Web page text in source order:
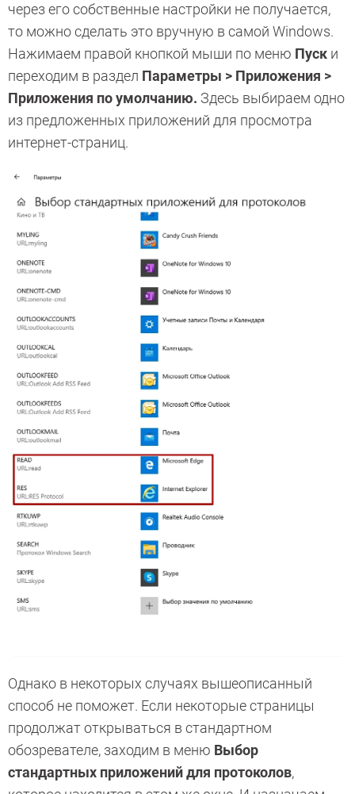
через его собственные настройки не получается,
то можно сделать это вручную в самой Windows.
Нажимаем правой кнопкой мыши по меню Пуск и
переходим в раздел Параметры > Приложения >
Приложения по умолчанию. Здесь выбираем одно
из предложенных приложений для просмотра
интернет-страниц.
Однако в некоторых случаях вышеописанный
способ не поможет. Если некоторые страницы
продолжат открываться в стандартном
обозревателе, заходим в меню Выбор
стандартных приложений для протоколов,